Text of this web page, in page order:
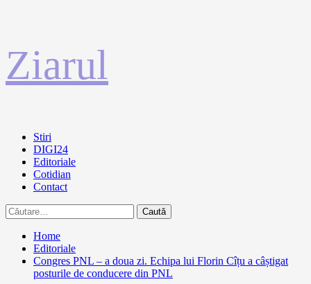
la
conținut
Ziarul
Primary
Menu
Stiri
DIGI24
Editoriale
Cotidian
Contact
Caută
după:
Home
Editoriale
Congres PNL – a doua zi. Echipa lui Florin Cîțu a câștigat
posturile de conducere din PNL